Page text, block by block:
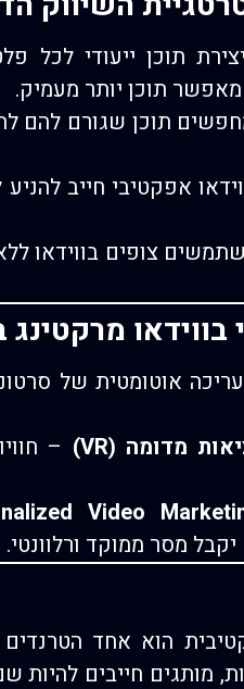
תוכן שגורם להם
אפקטיבי חייב
צופים בווידאו
אוטומטית של
–
מסר ממוקד ורלוונטי.
הוא אחד
מותגים חייבים